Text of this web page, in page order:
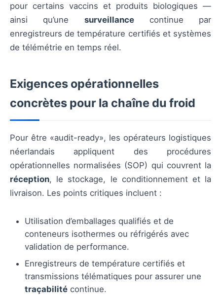
pour certains vaccins et produits biologiques —
ainsi qu’une surveillancecontinue par
enregistreurs de température certifiés et systèmes
de télémétrie en temps réel.
Exigences opérationnelles
concrètes pour la chaîne du froid
Pour être «audit-ready», les opérateurs logistiques
néerlandais appliquent des procédures
opérationnelles normalisées (SOP) qui couvrent la
réception, le stockage, le conditionnement et la
livraison. Les points critiques incluent :
Utilisation d’emballages qualifiés et de
conteneurs isothermes ou réfrigérés avec
validation de performance.
Enregistreurs de température certifiés et
transmissions télématiques pour assurer une
traçabilité continue.